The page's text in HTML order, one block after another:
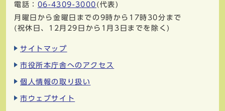
電話： 06-4309-3000 (代表)
月曜日から金曜日までの9時から17時30分まで
(祝休日、12月29日から1月3日までを除く)
サイトマップ
市役所本庁舎へのアクセス
個人情報の取り扱い
市ウェブサイト